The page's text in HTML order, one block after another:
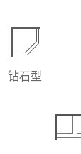
钻石型